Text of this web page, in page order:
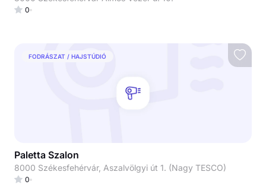
0
FODRÁSZAT / HAJSTÚDIÓ
Paletta Szalon
8000 Székesfehérvár, Aszalvölgyi út 1. (Nagy TESCO)
0